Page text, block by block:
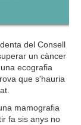
del Consell
un càncer
ecografia
que s'hauria
mamografia
fa sis anys no